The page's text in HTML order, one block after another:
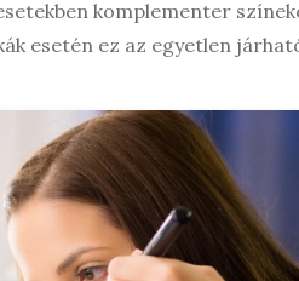
komplementer
esetén ez az egyetlen